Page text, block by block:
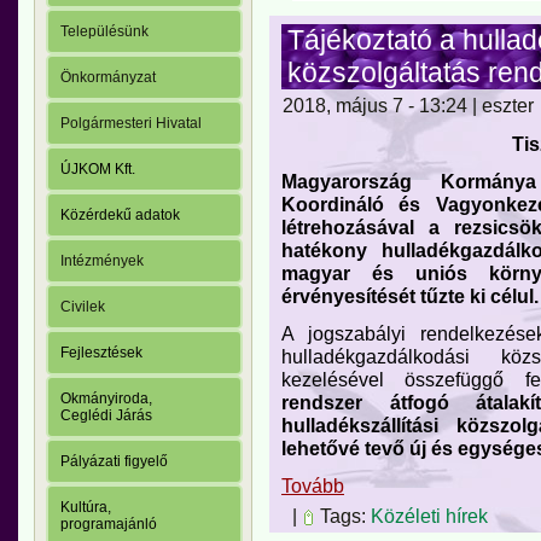
Településünk
Önkormányzat
Polgármesteri Hivatal
ÚJKOM Kft.
Közérdekű adatok
Intézmények
Civilek
Fejlesztések
Okmányiroda,
Ceglédi Járás
Pályázati figyelő
Kultúra,
programajánló
Tájékoztató a
közszolgáltatás
2018, május 7 - 13:24 | eszter
Magyarország
Koordináló és
létrehozásával a
hatékony
magyar és uniós
érvényesítését tűzte ki célul.
A jogszabályi
hulladékgazdálkodási
kezelésével összefüggő
rendszer átfogó
hulladékszállítási
lehetővé tevő új és
Tovább
|
Tags: Közéleti hírek